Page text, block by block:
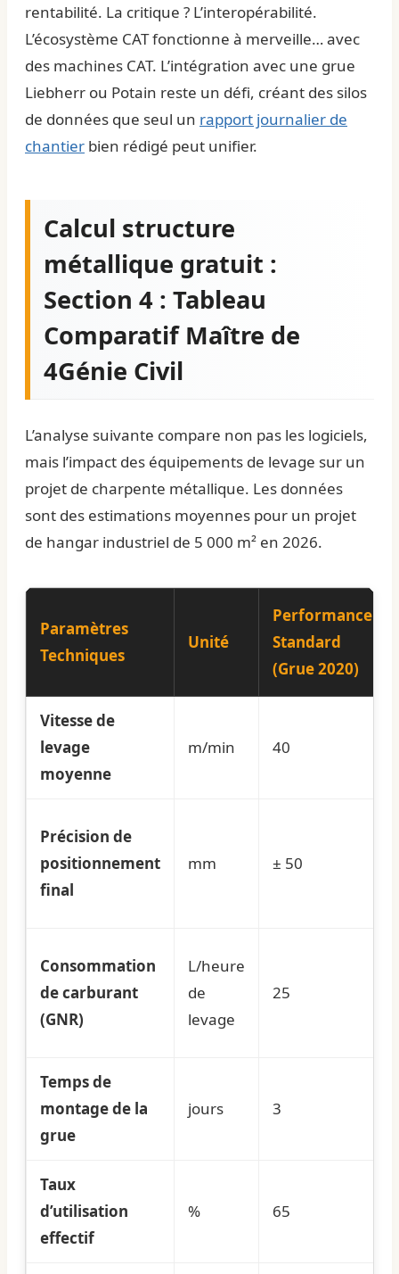
rentabilité. La critique ? L’interopérabilité.
L’écosystème CAT fonctionne à merveille… avec
des machines CAT. L’intégration avec une grue
Liebherr ou Potain reste un défi, créant des silos
de données que seul un rapport journalier de
chantier bien rédigé peut unifier.
Calcul structure
métallique gratuit :
Section 4 : Tableau
Comparatif Maître de
4Génie Civil
L’analyse suivante compare non pas les logiciels,
mais l’impact des équipements de levage sur un
projet de charpente métallique. Les données
sont des estimations moyennes pour un projet
de hangar industriel de 5 000 m² en 2026.
Paramètres
Techniques
Unité
Performance
Standard
(Grue 2020)
Vitesse de
levage
moyenne
m/min 40
Précision de
positionnement
final
mm ± 50
Consommation
de carburant
(GNR)
L/heure
de
levage
25
Temps de
montage de la
grue
jours 3
Taux
d’utilisation
effectif
% 65